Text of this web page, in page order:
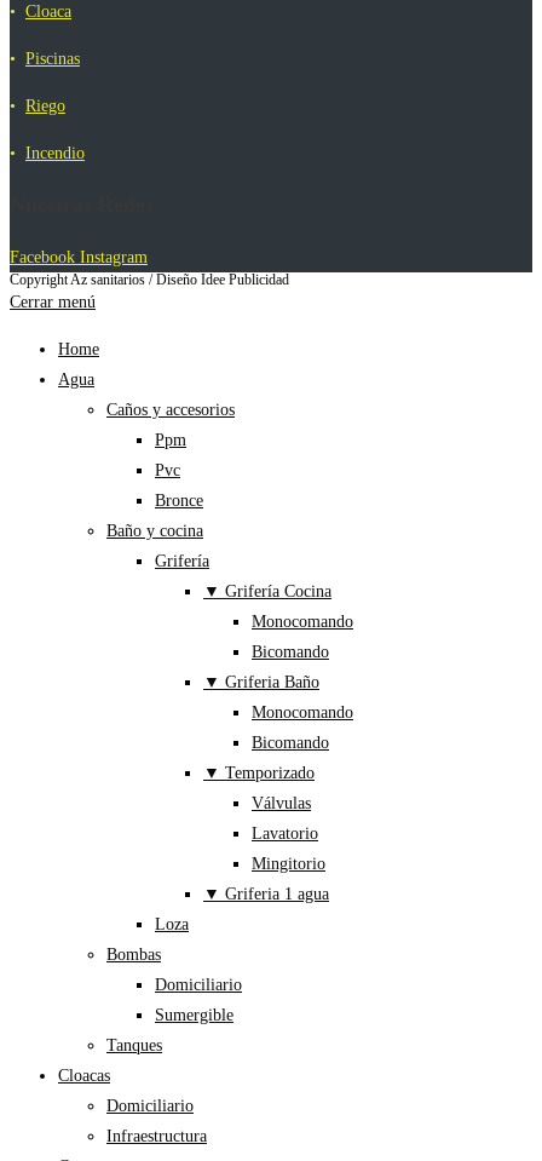
• Cloaca
• Piscinas
• Riego
• Incendio
Facebook Instagram
Copyright Az sanitarios / Diseño Idee Publicidad
Cerrar menú
Home
Agua
Caños y accesorios
Ppm
Pvc
Bronce
Baño y cocina
Grifería
▼ Grifería Cocina
Monocomando
Bicomando
▼ Griferia Baño
Monocomando
Bicomando
▼ Temporizado
Válvulas
Lavatorio
Mingitorio
▼ Griferia 1 agua
Loza
Bombas
Domiciliario
Sumergible
Tanques
Cloacas
Domiciliario
Infraestructura